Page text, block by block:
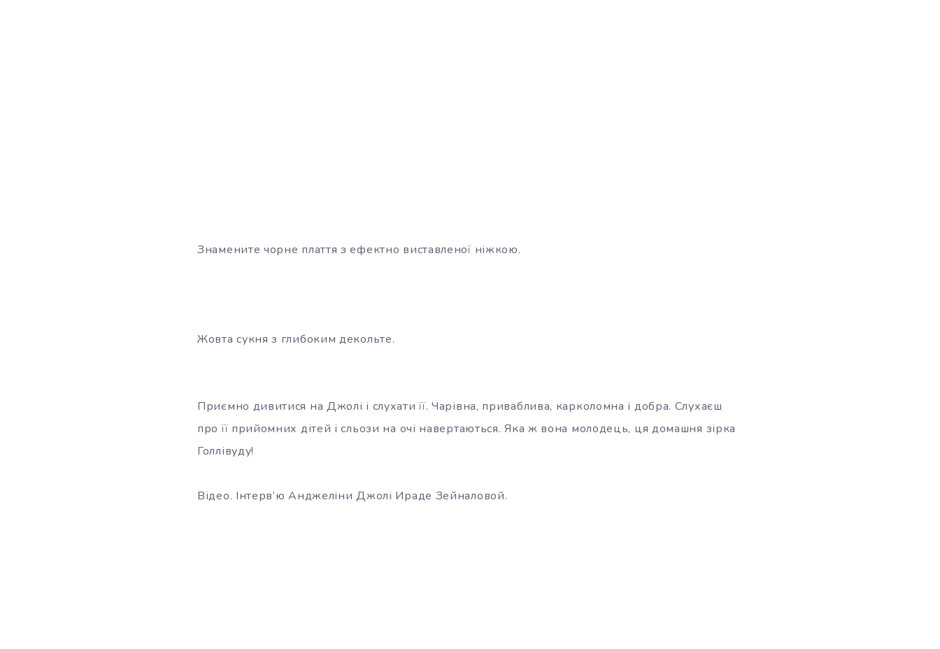
Знамените чорне плаття з ефектно виставленої ніжкою.
Жовта сукня з глибоким декольте.
Приємно дивитися на Джолі і слухати її. Чарівна, приваблива, карколомна і добра. Слухаєш
про її прийомних дітей і сльози на очі навертаються. Яка ж вона молодець, ця домашня зірка
Голлівуду!
Відео. Інтерв’ю Анджеліни Джолі Ираде Зейналовой.